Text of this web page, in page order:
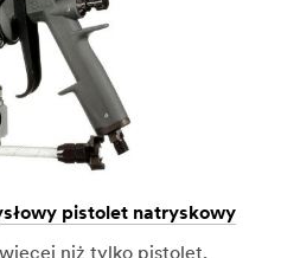
pistolet natryskowy
niż tylko pistolet,